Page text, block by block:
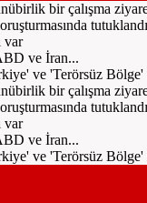
bir çalışma
tutuklandı
ve İran...
ve 'Terörsüz Bölge'
bir çalışma
tutuklandı
ve İran...
ve 'Terörsüz Bölge'